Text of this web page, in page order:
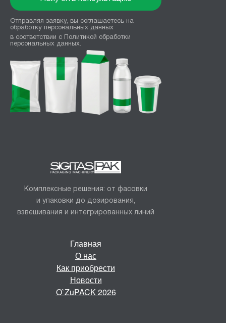
Отправляя заявку, вы соглашаетесь на
обработку персональных данных
в соответствии с
Политикой обработки
персональных данных.
Главная
О нас
Как приобрести
Новости
O`ZuPACK 2026
Комплексные решения: от фасовки
и упаковки до дозирования,
взвешивания и интегрированных линий